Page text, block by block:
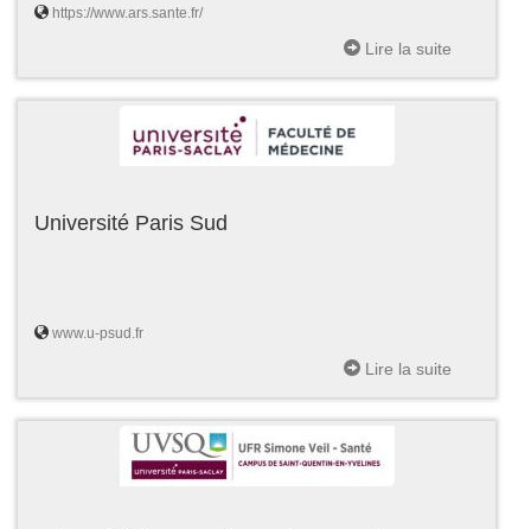
https://www.ars.sante.fr/
Lire la suite
Université Paris Sud
www.u-psud.fr
Lire la suite